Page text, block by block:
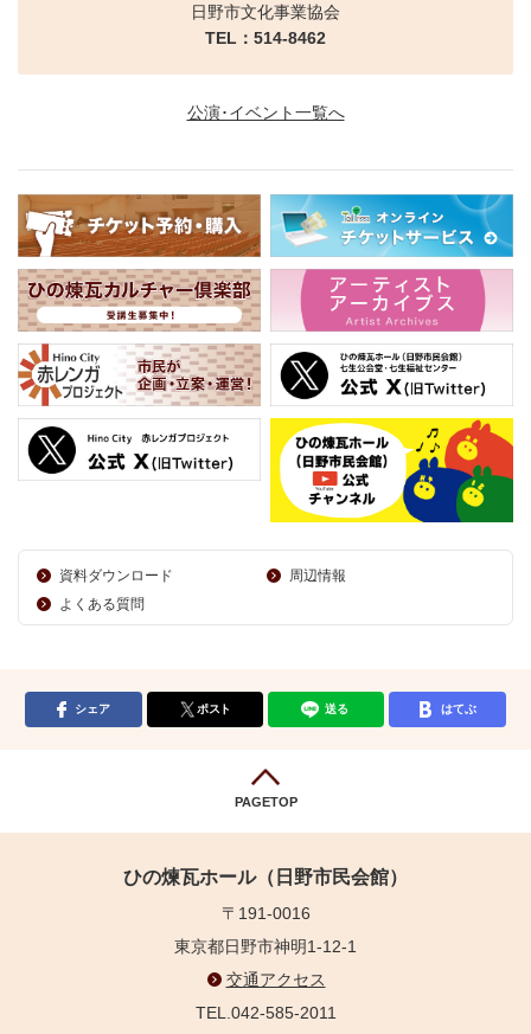
日野市文化事業協会
TEL：514-8462
公演･イベント一覧へ
資料ダウンロード
周辺情報
よくある質問
シェア ポスト 送る はてぶ
PAGETOP
ひの煉瓦ホール（日野市民会館）
〒191-0016
東京都日野市神明1-12-1
交通アクセス
TEL.042-585-2011